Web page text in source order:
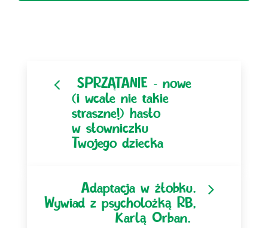
Nawigacja po
SPRZĄTANIE – nowe
(i wcale nie takie
straszne!) hasło
w słowniczku
Twojego dziecka
Adaptacja w żłobku.
Wywiad z psycholożką RB,
Karlą Orban.